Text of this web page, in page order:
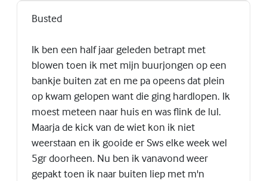
Busted
Ik ben een half jaar geleden betrapt met
blowen toen ik met mijn buurjongen op een
bankje buiten zat en me pa opeens dat plein
op kwam gelopen want die ging hardlopen. Ik
moest meteen naar huis en was flink de lul.
Maarja de kick van de wiet kon ik niet
weerstaan en ik gooide er Sws elke week wel
5gr doorheen. Nu ben ik vanavond weer
gepakt toen ik naar buiten liep met m'n